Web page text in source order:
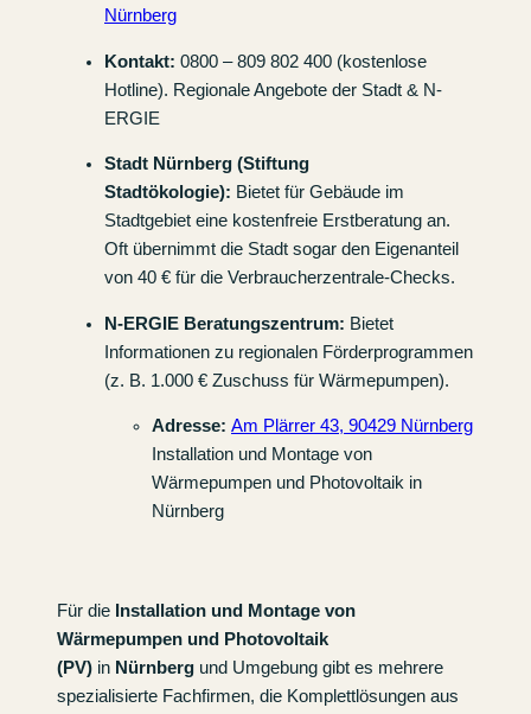
Nürnberg
Kontakt: 0800 – 809 802 400 (kostenlose
Hotline). Regionale Angebote der Stadt & N-
ERGIE
Stadt Nürnberg (Stiftung
Stadtökologie): Bietet für Gebäude im
Stadtgebiet eine kostenfreie Erstberatung an.
Oft übernimmt die Stadt sogar den Eigenanteil
von 40 € für die Verbraucherzentrale-Checks.
N-ERGIE Beratungszentrum: Bietet
Informationen zu regionalen Förderprogrammen
(z. B. 1.000 € Zuschuss für Wärmepumpen).
Adresse: Am Plärrer 43, 90429 Nürnberg
Installation und Montage von
Wärmepumpen und Photovoltaik in
Nürnberg
Für die Installation und Montage von
Wärmepumpen und Photovoltaik
(PV) in Nürnberg und Umgebung gibt es mehrere
spezialisierte Fachfirmen, die Komplettlösungen aus